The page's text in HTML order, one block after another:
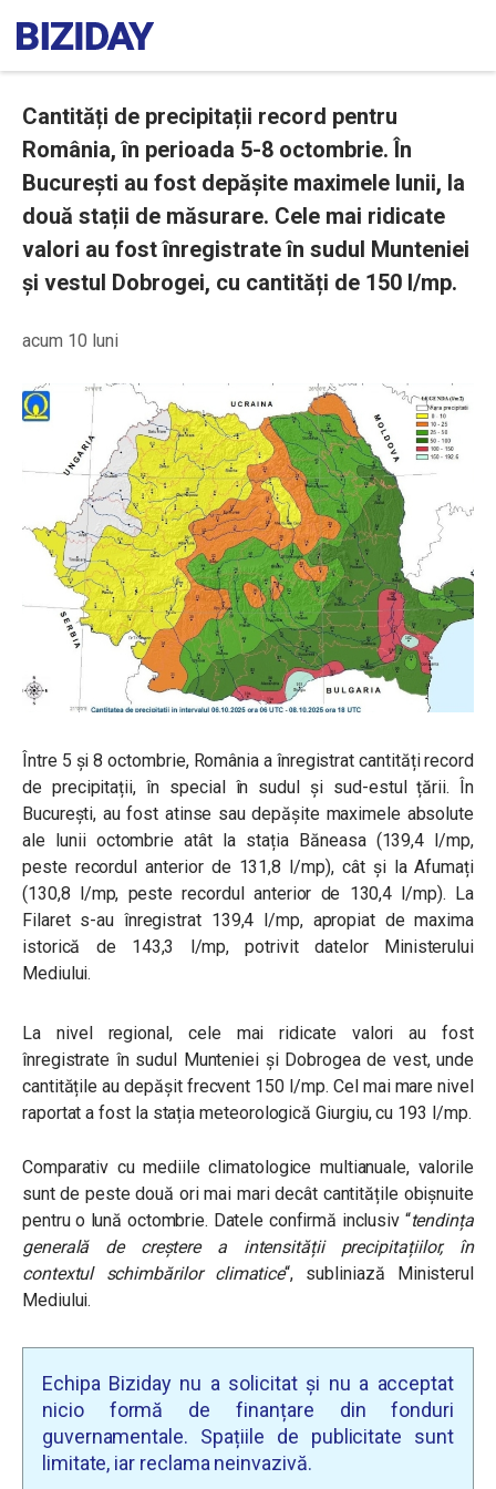
Cantități de precipitații record pentru
România, în perioada 5-8 octombrie. În
București au fost depășite maximele lunii, la
două stații de măsurare. Cele mai ridicate
valori au fost înregistrate în sudul Munteniei
și vestul Dobrogei, cu cantități de 150 l/mp.
acum 10 luni
Între 5 și 8 octombrie, România a înregistrat cantități record
de precipitații, în special în sudul și sud-estul țării. În
București, au fost atinse sau depășite maximele absolute
ale lunii octombrie atât la stația Băneasa (139,4 l/mp,
peste recordul anterior de 131,8 l/mp), cât și la Afumați
(130,8 l/mp, peste recordul anterior de 130,4 l/mp). La
Filaret s-au înregistrat 139,4 l/mp, apropiat de maxima
istorică de 143,3 l/mp, potrivit datelor Ministerului
Mediului.
La nivel regional, cele mai ridicate valori au fost
înregistrate în sudul Munteniei și Dobrogea de vest, unde
cantitățile au depășit frecvent 150 l/mp. Cel mai mare nivel
raportat a fost la stația meteorologică Giurgiu, cu 193 l/mp.
Comparativ cu mediile climatologice multianuale, valorile
sunt de peste două ori mai mari decât cantitățile obișnuite
pentru o lună octombrie. Datele confirmă inclusiv “tendința
generală de creștere a intensității precipitațiilor, în
contextul schimbărilor climatice“, subliniază Ministerul
Mediului.
Echipa Biziday nu a solicitat și nu a acceptat
nicio formă de finanțare din fonduri
guvernamentale. Spațiile de publicitate sunt
limitate, iar reclama neinvazivă.